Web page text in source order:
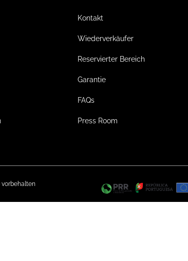
Kontakt
Wiederverkäufer
Reservierter Bereich
Garantie
FAQs
Press Room
vorbehalten